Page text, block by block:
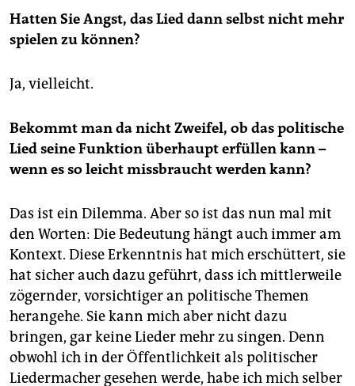
Hatten Sie Angst, das Lied dann selbst nicht mehr
spielen zu können?
Ja, vielleicht.
Bekommt man da nicht Zweifel, ob das politische
Lied seine Funktion überhaupt erfüllen kann –
wenn es so leicht missbraucht werden kann?
Das ist ein Dilemma. Aber so ist das nun mal mit
den Worten: Die Bedeutung hängt auch immer am
Kontext. Diese Erkenntnis hat mich erschüttert, sie
hat sicher auch dazu geführt, dass ich mittlerweile
zögernder, vorsichtiger an politische Themen
herangehe. Sie kann mich aber nicht dazu
bringen, gar keine Lieder mehr zu singen. Denn
obwohl ich in der Öffentlichkeit als politischer
Liedermacher gesehen werde, habe ich mich selber